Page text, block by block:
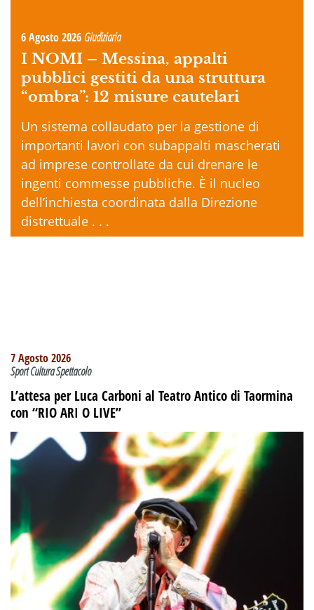
6 Agosto 2026 Giudiziaria
I NOMI – Messina, appalti
pubblici gestiti da una struttura
“ombra”: 12 misure cautelari
Un sistema collaudato per la gestione di
importanti lavori con subappalti mascherati
ad imprese controllate da cui drenare le
ingenti commesse pubbliche. È il nucleo
dell’inchiesta coordinata dalla Direzione
distrettuale . . .
7 Agosto 2026
Sport Cultura Spettacolo
L’attesa per Luca Carboni al Teatro Antico di Taormina
con “RIO ARI O LIVE”